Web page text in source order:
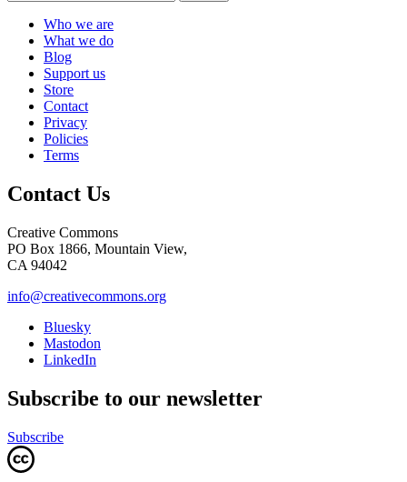
Who we are
What we do
Blog
Support us
Store
Contact
Privacy
Policies
Terms
Contact Us
Creative Commons
PO Box 1866, Mountain View,
CA 94042
info@creativecommons.org
Bluesky
Mastodon
LinkedIn
Subscribe to our newsletter
Subscribe